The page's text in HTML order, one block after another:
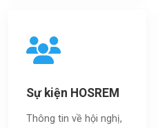
Sự kiện HOSREM
Thông tin về hội nghị,